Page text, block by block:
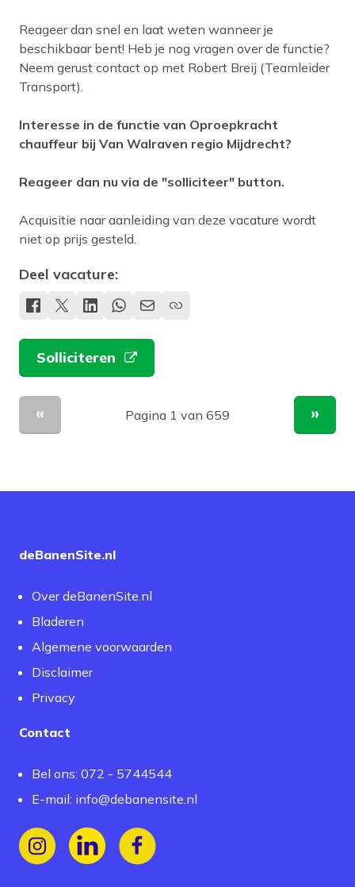
Reageer dan snel en laat weten wanneer je
beschikbaar bent! Heb je nog vragen over de functie?
Neem gerust contact op met Robert Breij (Teamleider
Transport).
Interesse in de functie van Oproepkracht
chauffeur bij Van Walraven regio Mijdrecht?
Reageer dan nu via de "solliciteer" button.
Acquisitie naar aanleiding van deze vacature wordt
niet op prijs gesteld.
Deel vacature:
Solliciteren
Vorige pagina
Pagina 1 van 659
deBanenSite.nl
Over deBanenSite.nl
Bladeren
Algemene voorwaarden
Disclaimer
Privacy
Contact
Bel ons: 072 - 5744544
E-mail: info@debanensite.nl